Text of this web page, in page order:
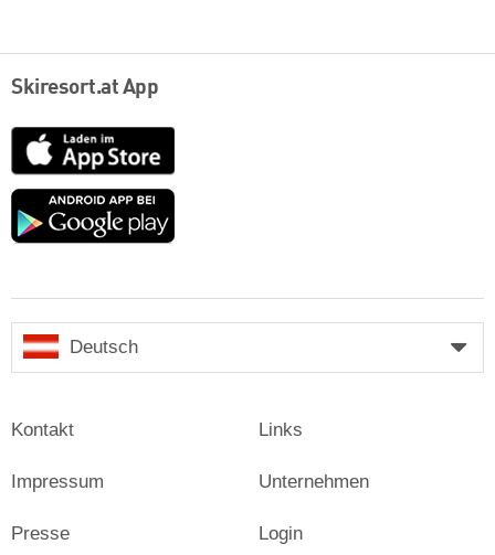
Skiresort.at App
App
Store
Google
Deutsch
Kontakt
Impressum
Presse
Links
Unternehmen
Login